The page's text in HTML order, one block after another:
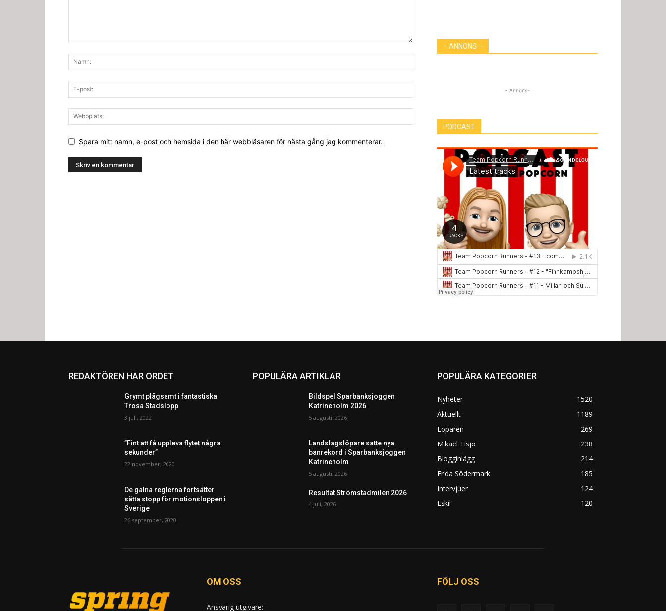
Spara mitt namn, e-post och hemsida i den här webbläsaren för nästa gång jag kommenterar.
– ANNONS –
- Annons-
PODCAST
REDAKTÖREN HAR ORDET
Grymt plågsamt i fantastiska
Trosa Stadslopp
3 juli, 2022
”Fint att få uppleva flytet några
sekunder”
22 november, 2020
De galna reglerna fortsätter
sätta stopp för motionsloppen i
Sverige
26 september, 2020
POPULÄRA ARTIKLAR
Bildspel Sparbanksjoggen
Katrineholm 2026
5 augusti, 2026
Landslagslöpare satte nya
banrekord i Sparbanksjoggen
Katrineholm
5 augusti, 2026
Resultat Strömstadmilen 2026
4 juli, 2026
POPULÄRA KATEGORIER
Nyheter
1520
Aktuellt
1189
Löparen
269
Mikael Tisjö
238
Blogginlägg
214
Frida Södermark
185
Intervjuer
124
Eskil
120
OM OSS
Ansvarig utgivare:
FÖLJ OSS